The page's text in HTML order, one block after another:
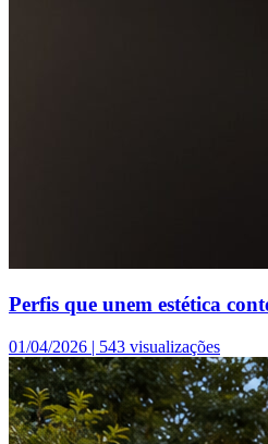
Perfis que unem estética
01/04/2026 | 543 visualizações